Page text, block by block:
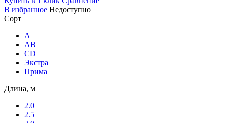
В избранное Недоступно
Сорт
A
AB
CD
Экстра
Прима
Длина, м
2.0
2.5